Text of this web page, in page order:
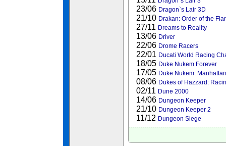
23/06 Dragon`s Lair 3D
21/10 Drakan: Order of the
27/11 Dreams to Reality
13/06 Driver
22/06 Drome Racers
22/01 Ducati World Racing
18/05 Duke Nukem Forever
17/05 Duke Nukem:
08/06 Dukes of Hazzard:
02/11 Dune 2000
14/06 Dungeon Keeper
21/10 Dungeon Keeper 2
11/12 Dungeon Siege